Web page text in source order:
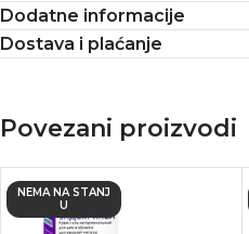
Dodatne informacije
Dostava i plaćanje
Povezani proizvodi
NEMA NA STANJ
U